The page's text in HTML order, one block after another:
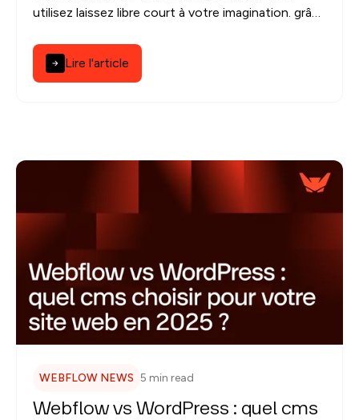
utilisez laissez libre court à votre imagination. grâce
Lire l'article
WEBFLOW NEWS 5 min read
Webflow vs WordPress : quel cms